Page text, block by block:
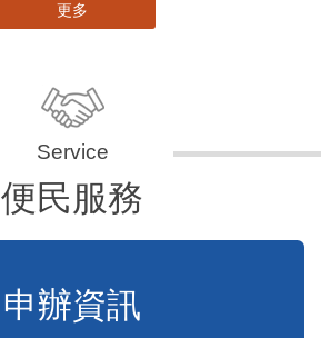
更多
便民服務
申辦資訊